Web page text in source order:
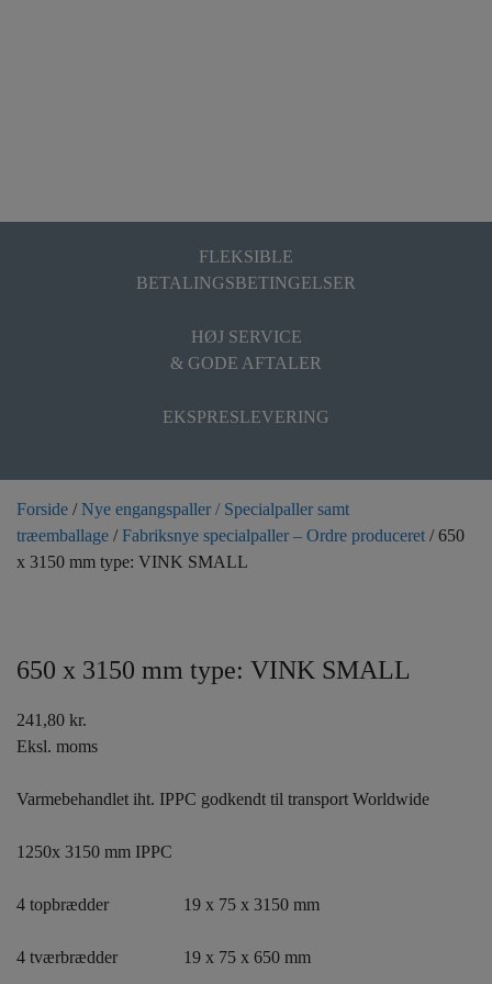
FLEKSIBLE
BETALINGSBETINGELSER
HØJ SERVICE
& GODE AFTALER
EKSPRESLEVERING
Forside /Nye engangspaller / Specialpaller samt
træemballage /Fabriksnye specialpaller – Ordre produceret / 650
x 3150 mm type: VINK SMALL
650 x 3150 mm type: VINK SMALL
241,80 kr.
Eksl. moms
Varmebehandlet iht. IPPC godkendt til transport Worldwide
1250x 3150 mm IPPC
4 topbrædder 19 x 75 x 3150 mm
4 tværbrædder 19 x 75 x 650 mm